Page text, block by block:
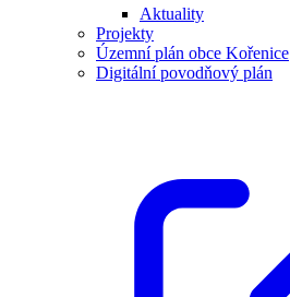
Aktuality
Projekty
Územní plán obce Kořenice
Digitální povodňový plán